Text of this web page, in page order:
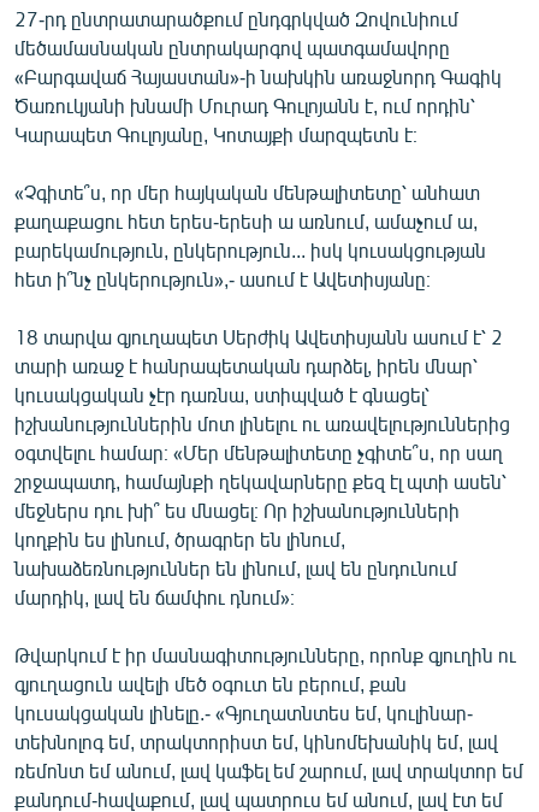
«Ազատության» բոլոր կայքերը
27-րդ ընտրատարածքում ընդգրկված Զովունիում
մեծամասնական ընտրակարգով պատգամավորը
«Բարգավաճ Հայաստան»-ի նախկին առաջնորդ Գագիկ
Ծառուկյանի խնամի Մուրադ Գուլոյանն է, ում որդին՝
Կարապետ Գուլոյանը, Կոտայքի մարզպետն է։
«Չգիտե՞ս, որ մեր հայկական մենթալիտետը՝ անհատ
քաղաքացու հետ երես-երեսի ա առնում, ամաչում ա,
բարեկամություն, ընկերություն... իսկ կուսակցության
հետ ի՞նչ ընկերություն»,- ասում է Ավետիսյանը։
18 տարվա գյուղապետ Սերժիկ Ավետիսյանն ասում է՝ 2
տարի առաջ է հանրապետական դարձել, իրեն մնար՝
կուսակցական չէր դառնա, ստիպված է գնացել՝
իշխանություններին մոտ լինելու ու առավելություններից
օգտվելու համար։ «Մեր մենթալիտետը չգիտե՞ս, որ սաղ
շրջապատդ, համայնքի ղեկավարները քեզ էլ պտի ասեն՝
մեջներս դու խի՞ ես մնացել։ Որ իշխանությունների
կողքին ես լինում, ծրագրեր են լինում,
նախաձեռնություններ են լինում, լավ են ընդունում
մարդիկ, լավ են ճամփու դնում»։
Թվարկում է իր մասնագիտությունները, որոնք գյուղին ու
գյուղացուն ավելի մեծ օգուտ են բերում, քան
կուսակցական լինելը.- «Գյուղատնտես եմ, կուլինար-
տեխնոլոգ եմ, տրակտորիստ եմ, կինոմեխանիկ եմ, լավ
ռեմոնտ եմ անում, լավ կաֆել եմ շարում, լավ տրակտոր եմ
քանդում-հավաքում, լավ պատրուս եմ անում, լավ էտ եմ